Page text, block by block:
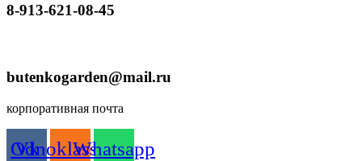
8-913-621-08-45
butenkogarden@mail.ru
корпоративная почта
Vk
Odnoklassniki
Whatsapp